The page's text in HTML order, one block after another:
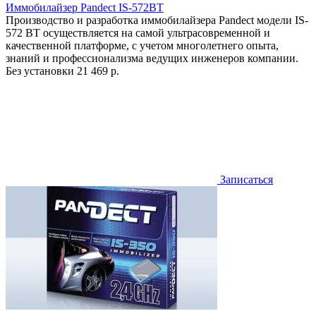
Иммобилайзер Pandect IS-572BT
Производство и разработка иммобилайзера Pandect модели IS-
572 BT осуществляется на самой ультрасовременной и
качественной платформе, с учетом многолетнего опыта,
знаний и профессионализма ведущих инженеров компании.
Без установки 21 469 р.
Записаться